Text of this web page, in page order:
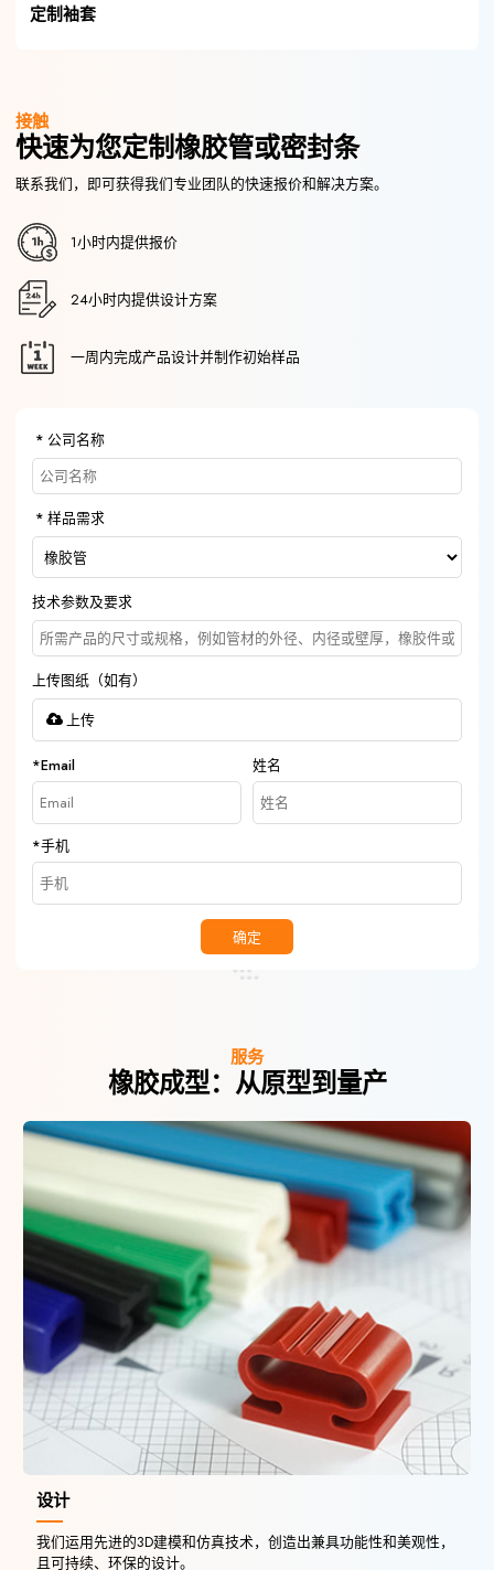
定制袖套
接触
快速为您定制橡胶管或密封条
联系我们，即可获得我们专业团队的快速报价和解决方案。
1小时内提供报价
24小时内提供设计方案
一周内完成产品设计并制作初始样品
公司名称
样品需求
技术参数及要求
上传图纸（如有）
上传
*Email 姓名
*手机
确定
服务
橡胶成型：从原型到量产
设计
我们运用先进的3D建模和仿真技术，创造出兼具功能性和美观性，
且可持续、环保的设计。